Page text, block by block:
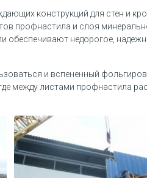
конструкций для стен и
профнастила и слоя
обеспечивают недорогое,
и вспененный
между листами профнастила